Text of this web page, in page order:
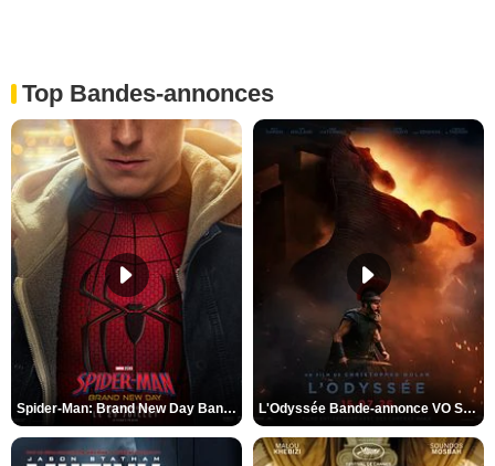
Top Bandes-annonces
Spider-Man: Brand New Day Bande-annonce VO STFR L'Odyssée Bande-annonce VO STFR